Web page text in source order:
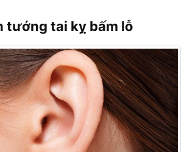
tướng tai kỵ bấm lỗ